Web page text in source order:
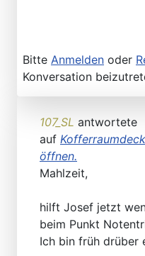
Bitte Anmelden oder
Konversation
107_SL antwortete
auf
öffnen.
Mahlzeit,
hilft Josef jetzt
beim Punkt
Ich bin früh drüber